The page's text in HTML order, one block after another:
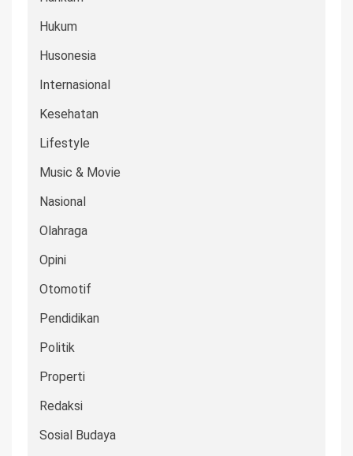
Hukum
Husonesia
Internasional
Kesehatan
Lifestyle
Music & Movie
Nasional
Olahraga
Opini
Otomotif
Pendidikan
Politik
Properti
Redaksi
Sosial Budaya